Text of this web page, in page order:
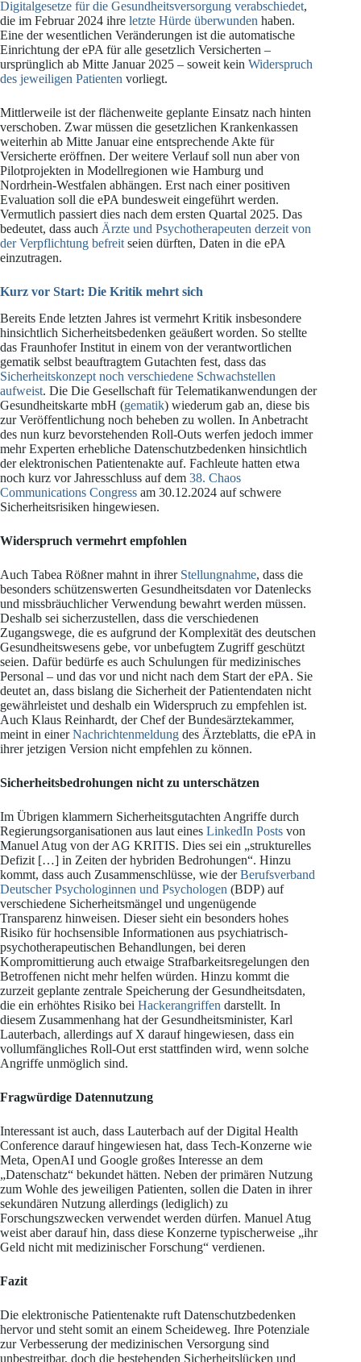
Digitalgesetze für die Gesundheitsversorgung verabschiedet,
die im Februar 2024 ihre letzte Hürde überwunden haben.
Eine der wesentlichen Veränderungen ist die automatische
Einrichtung der ePA für alle gesetzlich Versicherten –
ursprünglich ab Mitte Januar 2025 – soweit kein Widerspruch
des jeweiligen Patienten vorliegt.
Mittlerweile ist der flächenweite geplante Einsatz nach hinten
verschoben. Zwar müssen die gesetzlichen Krankenkassen
weiterhin ab Mitte Januar eine entsprechende Akte für
Versicherte eröffnen. Der weitere Verlauf soll nun aber von
Pilotprojekten in Modellregionen wie Hamburg und
Nordrhein-Westfalen abhängen. Erst nach einer positiven
Evaluation soll die ePA bundesweit eingeführt werden.
Vermutlich passiert dies nach dem ersten Quartal 2025. Das
bedeutet, dass auch Ärzte und Psychotherapeuten derzeit von
der Verpflichtung befreit seien dürften, Daten in die ePA
einzutragen.
Kurz vor Start: Die Kritik mehrt sich
Bereits Ende letzten Jahres ist vermehrt Kritik insbesondere
hinsichtlich Sicherheitsbedenken geäußert worden. So stellte
das Fraunhofer Institut in einem von der verantwortlichen
gematik selbst beauftragtem Gutachten fest, dass das
Sicherheitskonzept noch verschiedene Schwachstellen
aufweist. Die Die Gesellschaft für Telematikanwendungen der
Gesundheitskarte mbH (gematik) wiederum gab an, diese bis
zur Veröffentlichung noch beheben zu wollen. In Anbetracht
des nun kurz bevorstehenden Roll-Outs werfen jedoch immer
mehr Experten erhebliche Datenschutzbedenken hinsichtlich
der elektronischen Patientenakte auf. Fachleute hatten etwa
noch kurz vor Jahresschluss auf dem 38. Chaos
Communications Congress am 30.12.2024 auf schwere
Sicherheitsrisiken hingewiesen.
Widerspruch vermehrt empfohlen
Auch Tabea Rößner mahnt in ihrer Stellungnahme, dass die
besonders schützenswerten Gesundheitsdaten vor Datenlecks
und missbräuchlicher Verwendung bewahrt werden müssen.
Deshalb sei sicherzustellen, dass die verschiedenen
Zugangswege, die es aufgrund der Komplexität des deutschen
Gesundheitswesens gebe, vor unbefugtem Zugriff geschützt
seien. Dafür bedürfe es auch Schulungen für medizinisches
Personal – und das vor und nicht nach dem Start der ePA. Sie
deutet an, dass bislang die Sicherheit der Patientendaten nicht
gewährleistet und deshalb ein Widerspruch zu empfehlen ist.
Auch Klaus Reinhardt, der Chef der Bundesärztekammer,
meint in einerNachrichtenmeldung des Ärzteblatts, die ePA in
ihrer jetzigen Version nicht empfehlen zu können.
Sicherheitsbedrohungen nicht zu unterschätzen
Im Übrigen klammern Sicherheitsgutachten Angriffe durch
Regierungsorganisationen aus laut eines LinkedIn Posts von
Manuel Atug von der AG KRITIS. Dies sei ein „strukturelles
Defizit […] in Zeiten der hybriden Bedrohungen“. Hinzu
kommt, dass auch Zusammenschlüsse, wie derBerufsverband
Deutscher Psychologinnen und Psychologen (BDP) auf
verschiedene Sicherheitsmängel und ungenügende
Transparenz hinweisen. Dieser sieht ein besonders hohes
Risiko für hochsensible Informationen aus psychiatrisch-
psychotherapeutischen Behandlungen, bei deren
Kompromittierung auch etwaige Strafbarkeitsregelungen den
Betroffenen nicht mehr helfen würden. Hinzu kommt die
zurzeit geplante zentrale Speicherung der Gesundheitsdaten,
die ein erhöhtes Risiko bei Hackerangriffen darstellt. In
diesem Zusammenhang hat der Gesundheitsminister, Karl
Lauterbach, allerdings auf X darauf hingewiesen, dass ein
vollumfängliches Roll-Out erst stattfinden wird, wenn solche
Angriffe unmöglich sind.
Fragwürdige Datennutzung
Interessant ist auch, dass Lauterbach auf der Digital Health
Conference darauf hingewiesen hat, dass Tech-Konzerne wie
Meta, OpenAI und Google großes Interesse an dem
„Datenschatz“ bekundet hätten. Neben der primären Nutzung
zum Wohle des jeweiligen Patienten, sollen die Daten in ihrer
sekundären Nutzung allerdings (lediglich) zu
Forschungszwecken verwendet werden dürfen. Manuel Atug
weist aber darauf hin, dass diese Konzerne typischerweise „ihr
Geld nicht mit medizinischer Forschung“ verdienen.
Fazit
Die elektronische Patientenakte ruft Datenschutzbedenken
hervor und steht somit an einem Scheideweg. Ihre Potenziale
zur Verbesserung der medizinischen Versorgung sind
unbestreitbar, doch die bestehenden Sicherheitslücken und